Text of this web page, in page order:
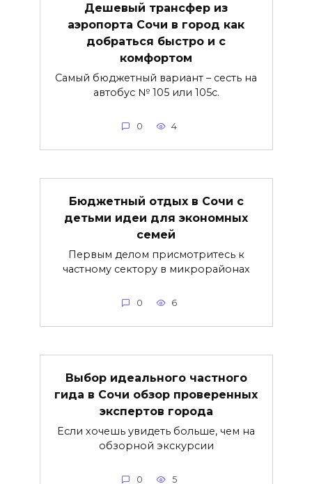
Дешевый трансфер из
аэропорта Сочи в город как
добраться быстро и с
комфортом
Самый бюджетный вариант – сесть на
автобус № 105 или 105с.
0 4
Бюджетный отдых в Сочи с
детьми идеи для экономных
семей
Первым делом присмотритесь к
частному сектору в микрорайонах
0 6
Выбор идеального частного
гида в Сочи обзор проверенных
экспертов города
Если хочешь увидеть больше, чем на
обзорной экскурсии
0 5